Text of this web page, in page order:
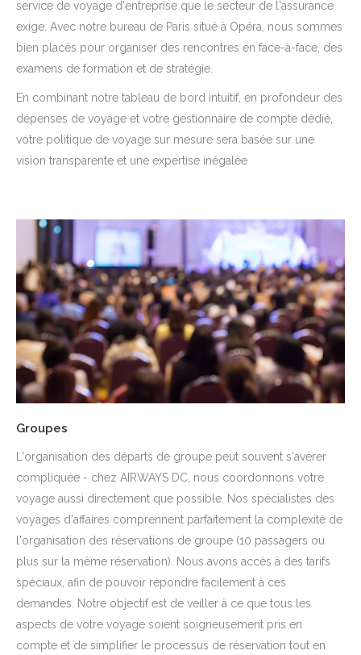
service de voyage d'entreprise que le secteur de l'assurance
exige. Avec notre bureau de Paris situé à Opéra, nous sommes
bien placés pour organiser des rencontres en face-à-face, des
examens de formation et de stratégie.
En combinant notre tableau de bord intuitif, en profondeur des
dépenses de voyage et votre gestionnaire de compte dédié,
votre politique de voyage sur mesure sera basée sur une
vision transparente et une expertise inégalée
Groupes
L'organisation des départs de groupe peut souvent s'avérer
compliquée - chez AIRWAYS DC, nous coordonnons votre
voyage aussi directement que possible. Nos spécialistes des
voyages d'affaires comprennent parfaitement la complexité de
l'organisation des réservations de groupe (10 passagers ou
plus sur la même réservation). Nous avons accès à des tarifs
spéciaux, afin de pouvoir répondre facilement à ces
demandes. Notre objectif est de veiller à ce que tous les
aspects de votre voyage soient soigneusement pris en
compte et de simplifier le processus de réservation tout en